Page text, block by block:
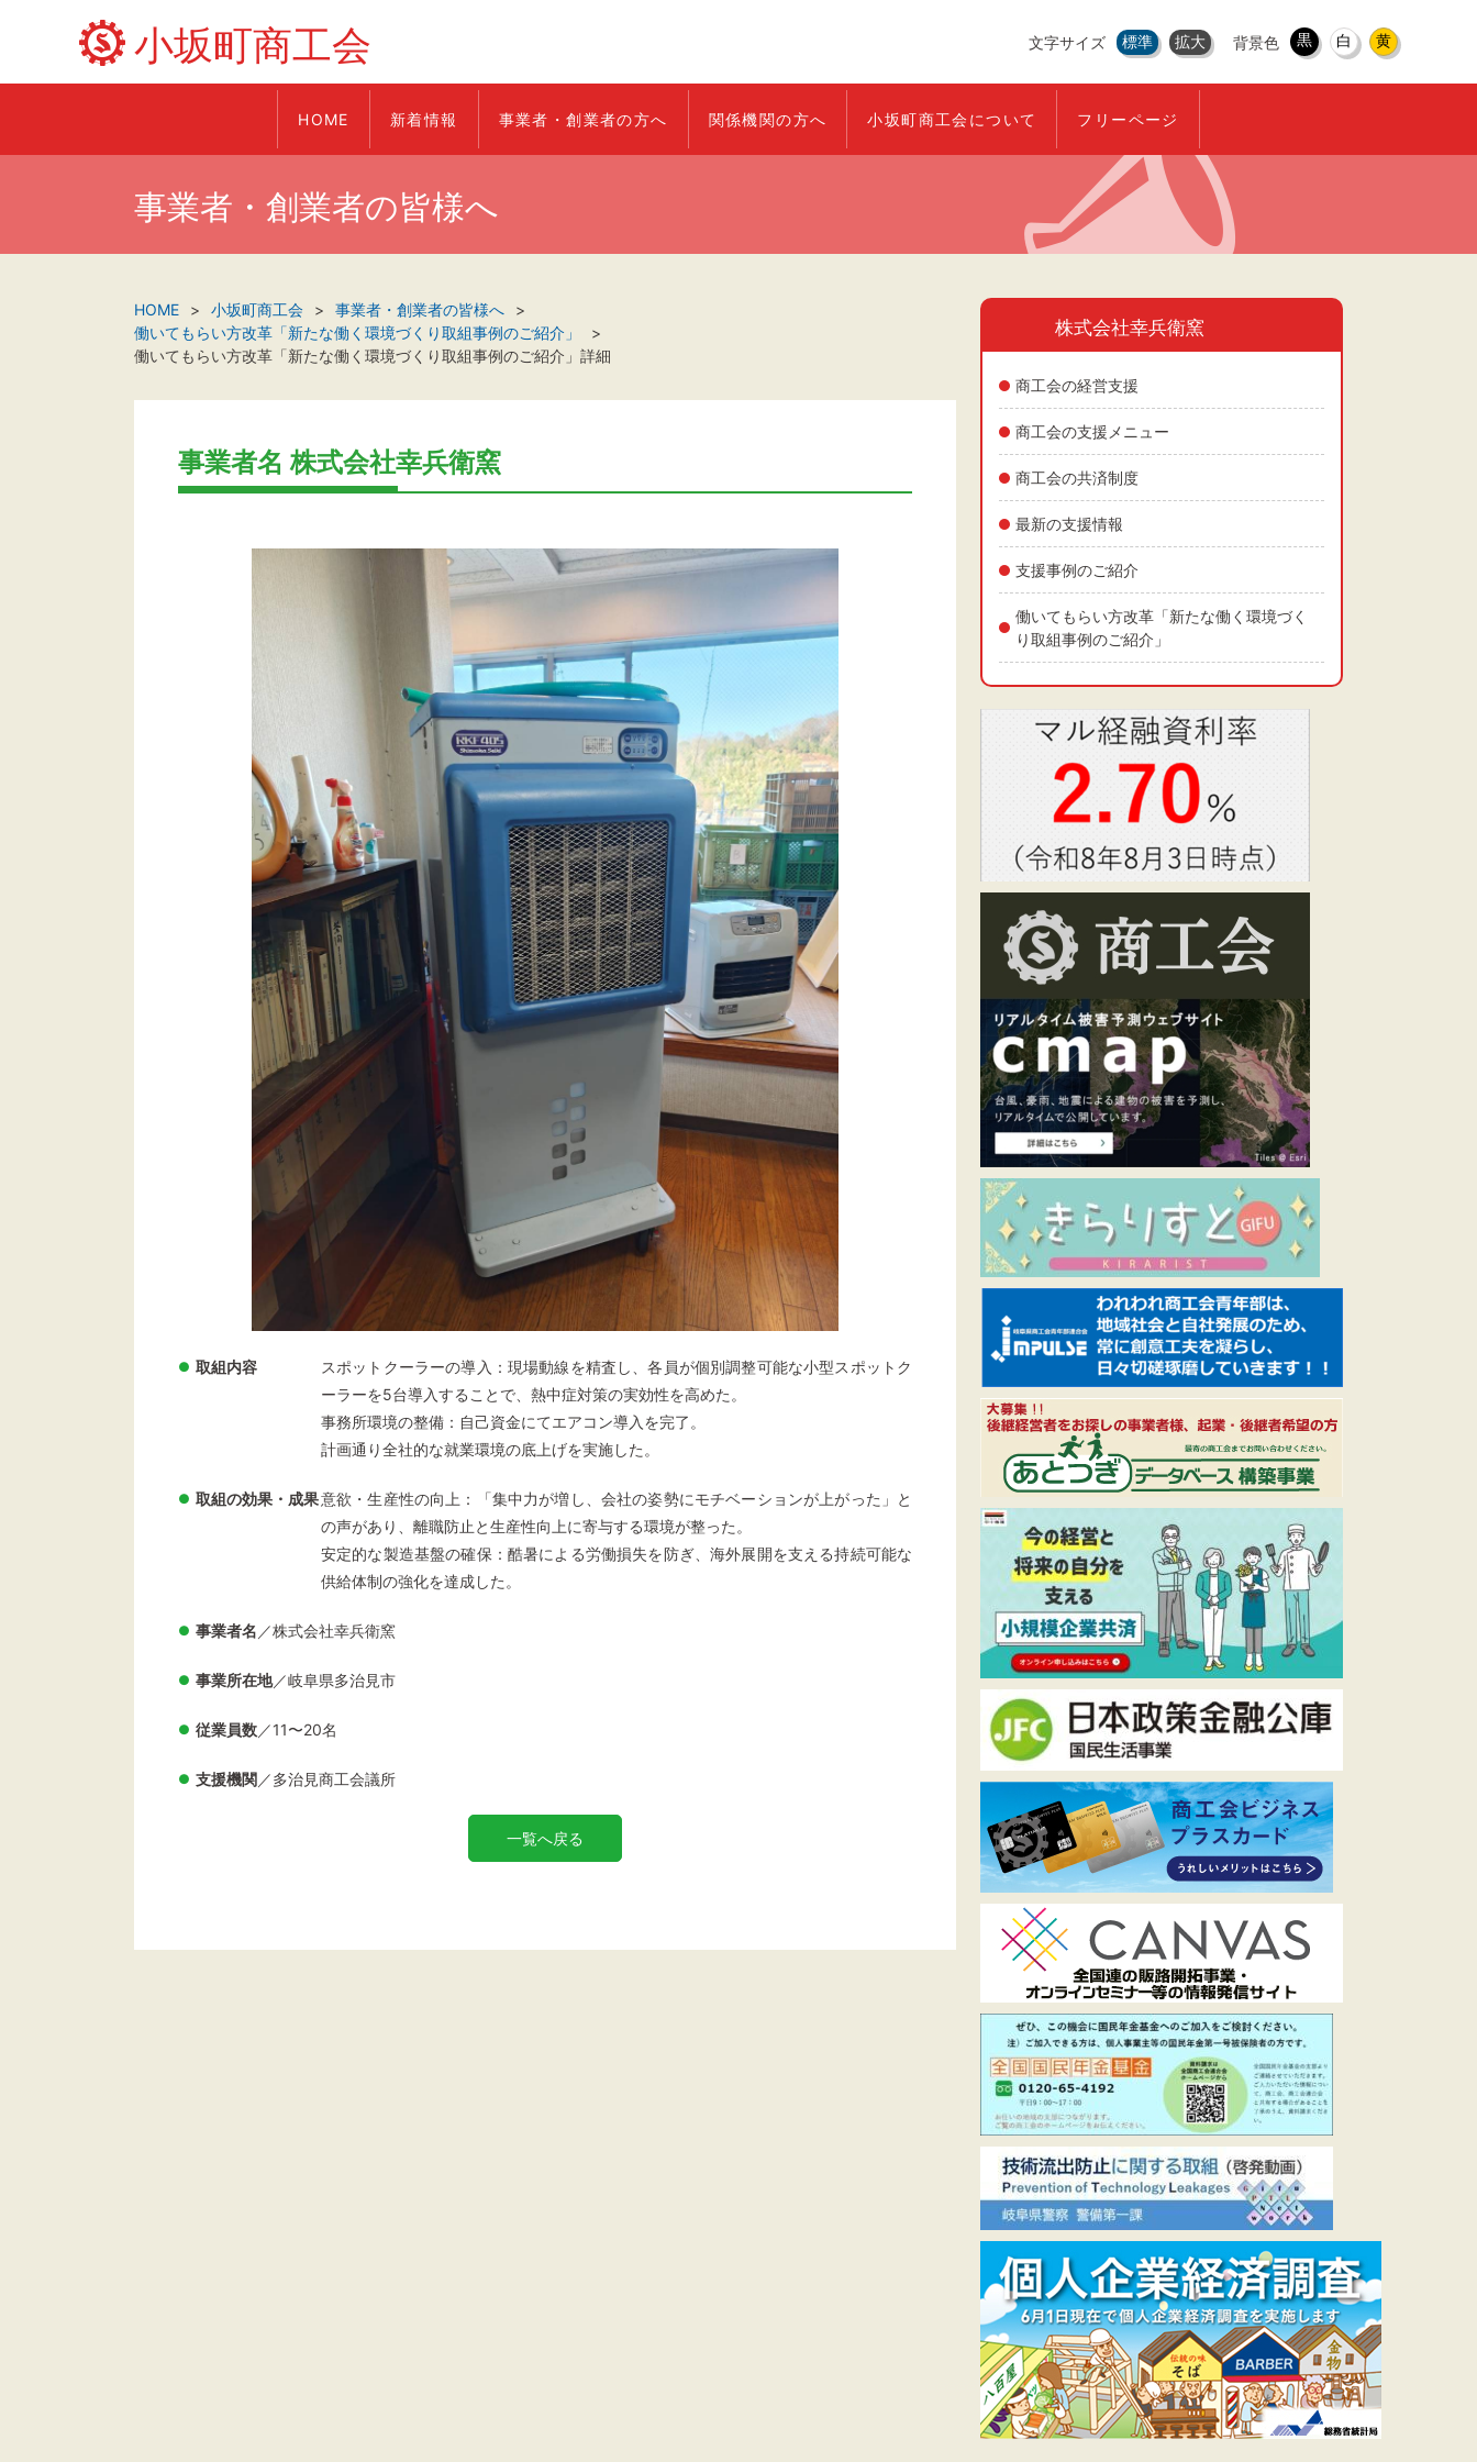
小坂町商工会 文字サイズ 標準 拡大 背景色 黒 白 黄
HOME 新着情報 事業者・創業者の方へ 関係機関の方へ 小坂町商工会について フリーページ
事業者・創業者の皆様へ
株式会社幸兵衛窯
商工会の経営支援
商工会の支援メニュー
商工会の共済制度
最新の支援情報
支援事例のご紹介
働いてもらい方改革「新たな働く環境づく
り取組事例のご紹介」
HOME 小坂町商工会
事業者・創業者の皆様へ
働いてもらい方改革「新たな働く環境づくり取組事例のご紹介」
働いてもらい方改革「新たな働く環境づくり取組事例のご紹介」詳細
事業者名 株式会社幸兵衛窯
取組内容
スポットクーラーの導入：現場動線を精査し、各員が個別調整可能な小型スポットク
ーラーを5台導入することで、熱中症対策の実効性を高めた。
事務所環境の整備：自己資金にてエアコン導入を完了。
計画通り全社的な就業環境の底上げを実施した。
取組の効果・成果意欲・生産性の向上：「集中力が増し、会社の姿勢にモチベーションが上がった」と
の声があり、離職防止と生産性向上に寄与する環境が整った。
安定的な製造基盤の確保：酷暑による労働損失を防ぎ、海外展開を支える持続可能な
供給体制の強化を達成した。
事業者名 ／株式会社幸兵衛窯
事業所在地／岐阜県多治見市
従業員数／11〜20名
支援機関／多治見商工会議所
一覧へ戻る